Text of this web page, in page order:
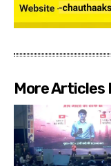
More Articles